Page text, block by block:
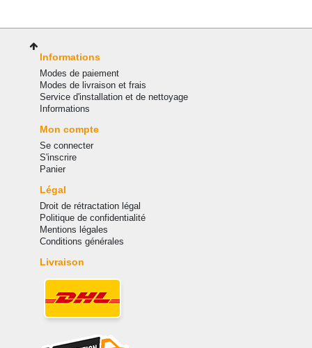
Informations
Modes de paiement
Modes de livraison et frais
Service d'installation et de nettoyage
Informations
Mon compte
Se connecter
S'inscrire
Panier
Légal
Droit de rétractation légal
Politique de confidentialité
Mentions légales
Conditions générales
Livraison